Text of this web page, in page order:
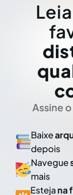
Assine
Baixe
depois
Navegue
mais
Esteja na